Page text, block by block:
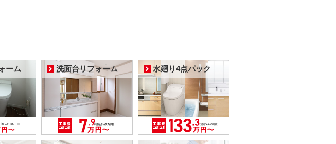
ーム 洗面台リフォーム 水廻り4点パック